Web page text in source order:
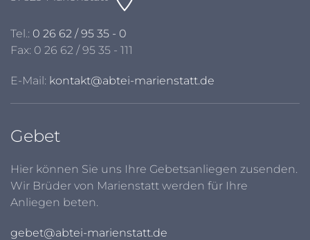
Tel.: 0 26 62 / 95 35 - 0
Fax: 0 26 62 / 95 35 - 111
E-Mail: kontakt@abtei-marienstatt.de
Gebet
Hier können Sie uns Ihre Gebetsanliegen zusenden.
Wir Brüder von Marienstatt werden für Ihre
Anliegen beten.
gebet@abtei-marienstatt.de